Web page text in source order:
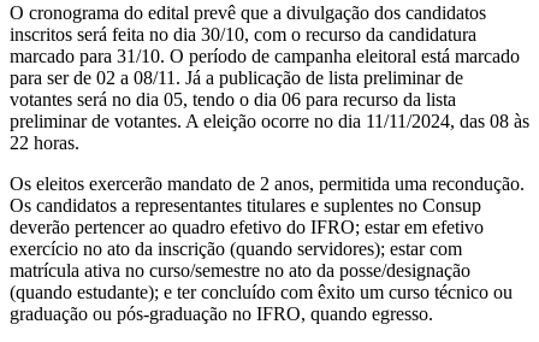
O cronograma do edital prevê que a divulgação dos candidatos
inscritos será feita no dia 30/10, com o recurso da candidatura
marcado para 31/10. O período de campanha eleitoral está marcado
para ser de 02 a 08/11. Já a publicação de lista preliminar de
votantes será no dia 05, tendo o dia 06 para recurso da lista
preliminar de votantes. A eleição ocorre no dia 11/11/2024, das 08 às
22 horas.
Os eleitos exercerão mandato de 2 anos, permitida uma recondução.
Os candidatos a representantes titulares e suplentes no Consup
deverão pertencer ao quadro efetivo do IFRO; estar em efetivo
exercício no ato da inscrição (quando servidores); estar com
matrícula ativa no curso/semestre no ato da posse/designação
(quando estudante); e ter concluído com êxito um curso técnico ou
graduação ou pós-graduação no IFRO, quando egresso.